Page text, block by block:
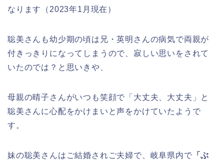
なります（2023年1月現在）
聡美さんも幼少期の頃は兄・英明さんの病気で両親が
付きっきりになってしまうので、寂しい思いをされて
いたのでは？と思いきや、
母親の晴子さんがいつも笑顔で「大丈夫、大丈夫」と
聡美さんに心配をかけまいと声をかけていたようで
す。
妹の聡美さんはご結婚されご夫婦で、岐阜県内で 「ぶ